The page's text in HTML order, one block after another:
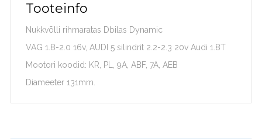
Tooteinfo
Nukkvõlli rihmaratas Dbilas Dynamic
VAG 1.8-2.0 16v, AUDI 5 silindrit 2.2-2.3 20v Audi 1.8T
Mootori koodid: KR, PL, 9A, ABF, 7A, AEB
Diameeter 131mm.